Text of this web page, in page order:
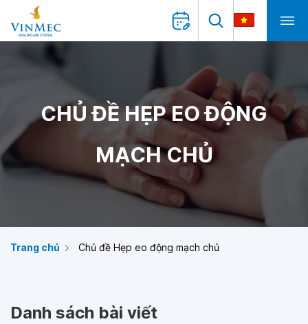
CHỦ ĐỀ HẸP EO ĐỘNG
MẠCH CHỦ
Trang chủ Chủ đề Hẹp eo động mạch chủ
Danh sách bài viết